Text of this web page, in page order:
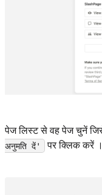
पेज लिस्ट से वह पेज चुनें
अनुमति दें'
पर क्लिक करें ।